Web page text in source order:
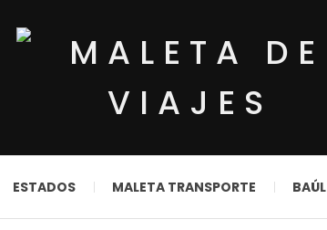
ESTADOS MALETA TRANSPORTE